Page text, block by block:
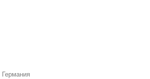
Германия